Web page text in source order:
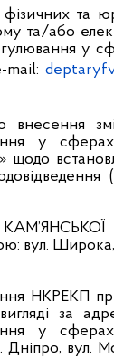
та
та/або
у
mail:
внесення
у
вул.
НКРЕКП
за
у
Дніпро, вул.